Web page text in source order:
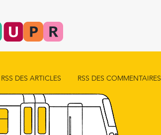
RSS DES ARTICLES RSS DES COMMENTAIRES